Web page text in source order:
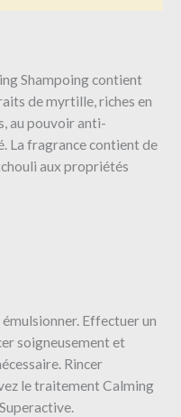
Shampoing contient
de myrtille, riches en
au pouvoir anti-
La fragrance contient de
aux propriétés
Effectuer un
soigneusement et
Rincer
le traitement Calming